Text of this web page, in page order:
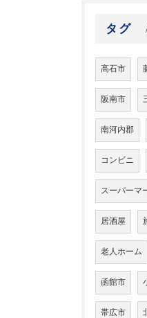
タグ
高石市
阪南市
南河内郡
コンビニ
スーパーマ
居酒屋
老人ホーム
函館市
帯広市